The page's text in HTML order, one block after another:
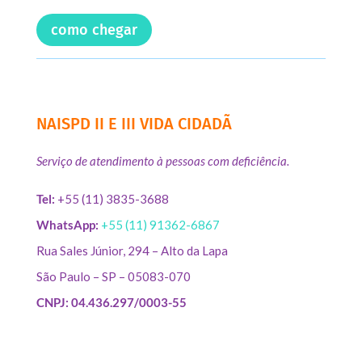
como chegar
NAISPD II E III VIDA CIDADÃ
Serviço de atendimento à pessoas com deficiência.
Tel: +55 (11) 3835-3688
WhatsApp: +55 (11) 91362-6867
Rua Sales Júnior, 294 – Alto da Lapa
São Paulo – SP – 05083-070
CNPJ: 04.436.297/0003-55